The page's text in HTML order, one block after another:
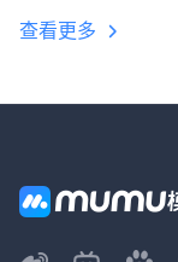
查看更多